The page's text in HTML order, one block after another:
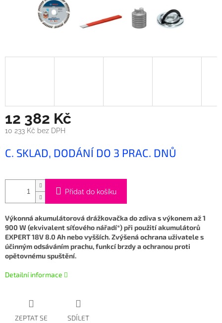
12 382 Kč
10 233 Kč bez DPH
cena:
C. SKLAD, DODÁNÍ DO 3 PRAC. DNŮ
Přidat do košíku
Výkonná akumulátorová drážkovačka do zdiva s výkonem až 1
900 W (ekvivalent síťového nářadí*) při použití akumulátorů
EXPERT 18V 8.0 Ah nebo vyšších. Zvýšená ochrana uživatele s
účinným odsáváním prachu, funkcí brzdy a ochranou proti
opětovnému spuštění.
Detailní informace
ZEPTAT SE SDÍLET